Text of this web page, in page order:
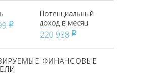
pуб
Потенциальный
доход в месяц
220 938 pуб
ФИНАНСОВЫЕ